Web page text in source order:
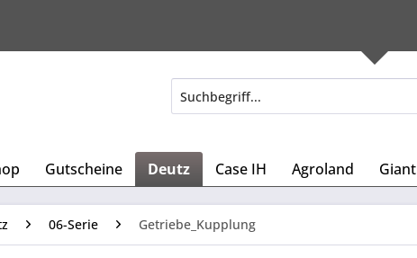
Gutscheine Deutz Case IH Agroland Giant
06-Serie Getriebe_Kupplung